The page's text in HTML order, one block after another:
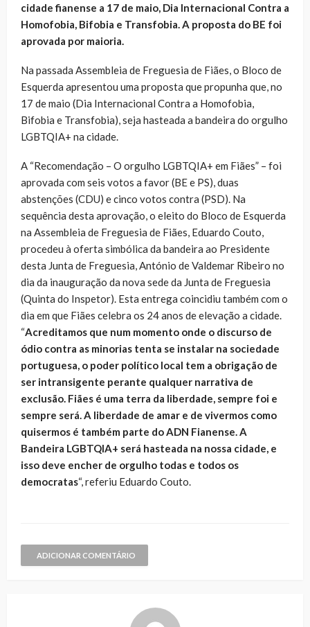
cidade fianense a 17 de maio, Dia Internacional Contra a
Homofobia, Bifobia e Transfobia. A proposta do BE foi
aprovada por maioria.
Na passada Assembleia de Freguesia de Fiães, o Bloco de
Esquerda apresentou uma proposta que propunha que, no
17 de maio (Dia Internacional Contra a Homofobia,
Bifobia e Transfobia), seja hasteada a bandeira do orgulho
LGBTQIA+ na cidade.
A “Recomendação – O orgulho LGBTQIA+ em Fiães” – foi
aprovada com seis votos a favor (BE e PS), duas
abstenções (CDU) e cinco votos contra (PSD). Na
sequência desta aprovação, o eleito do Bloco de Esquerda
na Assembleia de Freguesia de Fiães, Eduardo Couto,
procedeu à oferta simbólica da bandeira ao Presidente
desta Junta de Freguesia, António de Valdemar Ribeiro no
dia da inauguração da nova sede da Junta de Freguesia
(Quinta do Inspetor). Esta entrega coincidiu também com o
dia em que Fiães celebra os 24 anos de elevação a cidade.
“Acreditamos que num momento onde o discurso de
ódio contra as minorias tenta se instalar na sociedade
portuguesa, o poder político local tem a obrigação de
ser intransigente perante qualquer narrativa de
exclusão. Fiães é uma terra da liberdade, sempre foi e
sempre será. A liberdade de amar e de vivermos como
quisermos é também parte do ADN Fianense. A
Bandeira LGBTQIA+ será hasteada na nossa cidade, e
isso deve encher de orgulho todas e todos os
democratas“, referiu Eduardo Couto.
ADICIONAR COMENTÁRIO